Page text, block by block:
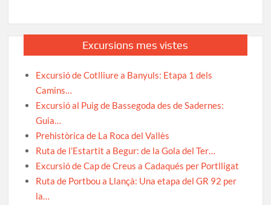
Excursions mes vistes
Excursió de Cotlliure a Banyuls: Etapa 1 dels
Camins…
Excursió al Puig de Bassegoda des de Sadernes:
Guia…
Prehistòrica de La Roca del Vallès
Ruta de l’Estartit a Begur: de la Gola del Ter…
Excursió de Cap de Creus a Cadaqués per Portlligat
Ruta de Portbou a Llançà: Una etapa del GR 92 per
la…